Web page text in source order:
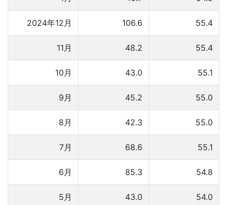
2024年12月 106.6 55.4
11月 48.2 55.4
10月 43.0 55.1
9月 45.2 55.0
8月 42.3 55.0
7月 68.6 55.1
6月 85.3 54.8
5月 43.0 54.0